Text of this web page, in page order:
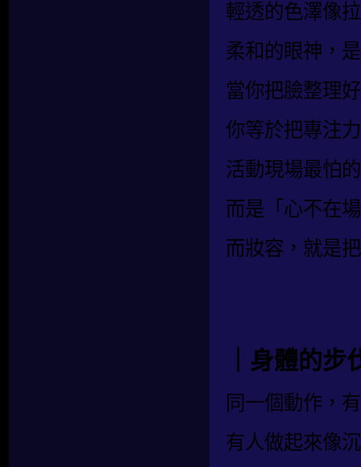
輕透的色澤像
柔和的眼神，
當你把臉整理
你等於把專注
活動現場最怕
而是「心不在
而妝容，就是
｜身體的
同一個動作，
有人做起來像